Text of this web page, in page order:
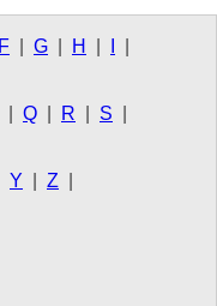
F G H
Q R S
Y Z